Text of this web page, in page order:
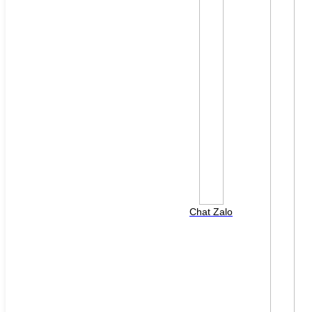
Chat Zalo